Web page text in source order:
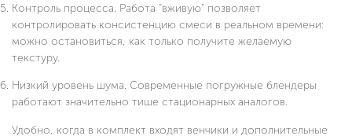
Контроль процесса. Работа "вживую" позволяет
контролировать консистенцию смеси в реальном времени:
можно остановиться, как только получите желаемую
текстуру.
Низкий уровень шума. Современные погружные блендеры
работают значительно тише стационарных аналогов.
Удобно, когда в комплект входят венчики и дополнительные